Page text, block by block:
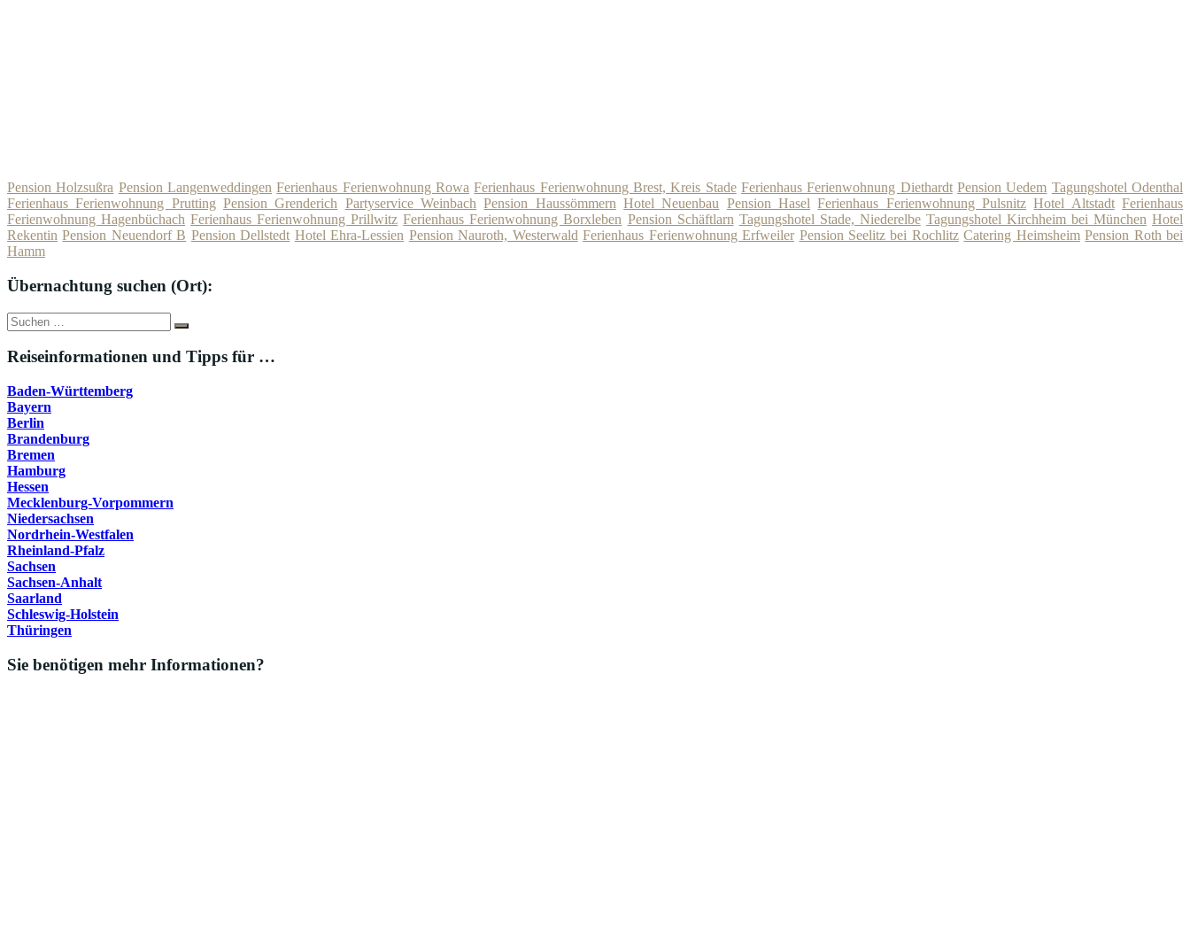
Pension Holzsußra Pension Langenweddingen Ferienhaus Ferienwohnung Rowa Ferienhaus Ferienwohnung Brest, Kreis Stade Ferienhaus Ferienwohnung Diethardt Pension Uedem Tagungshotel Odenthal
Ferienhaus Ferienwohnung Prutting Pension Grenderich Partyservice Weinbach Pension Haussömmern Hotel Neuenbau Pension Hasel Ferienhaus Ferienwohnung Pulsnitz Hotel Altstadt Ferienhaus
Ferienwohnung Hagenbüchach Ferienhaus Ferienwohnung Prillwitz Ferienhaus Ferienwohnung Borxleben Pension Schäftlarn Tagungshotel Stade, Niederelbe Tagungshotel Kirchheim bei München Hotel
Rekentin Pension Neuendorf B Pension Dellstedt Hotel Ehra-Lessien Pension Nauroth, Westerwald Ferienhaus Ferienwohnung Erfweiler Pension Seelitz bei Rochlitz Catering Heimsheim Pension Roth bei
Hamm
Übernachtung suchen (Ort):
Suche
nach:
Suchen
Reiseinformationen und Tipps für …
Baden-Württemberg
Bayern
Berlin
Brandenburg
Bremen
Hamburg
Hessen
Mecklenburg-Vorpommern
Niedersachsen
Nordrhein-Westfalen
Rheinland-Pfalz
Sachsen
Sachsen-Anhalt
Saarland
Schleswig-Holstein
Thüringen
Sie benötigen mehr Informationen?